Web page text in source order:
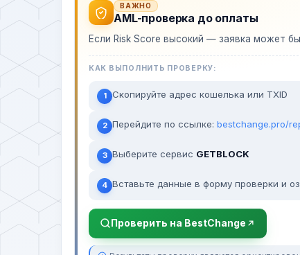
ВАЖНО
AML-проверка до оплаты
Если Risk Score высокий — заявка может
КАК ВЫПОЛНИТЬ ПРОВЕРКУ:
1 Скопируйте адрес кошелька или TXID
2 Перейдите по ссылке: bestchange.pro/
3 Выберите сервис GETBLOCK
4 Вставьте данные в форму проверки и
Проверить на BestChange